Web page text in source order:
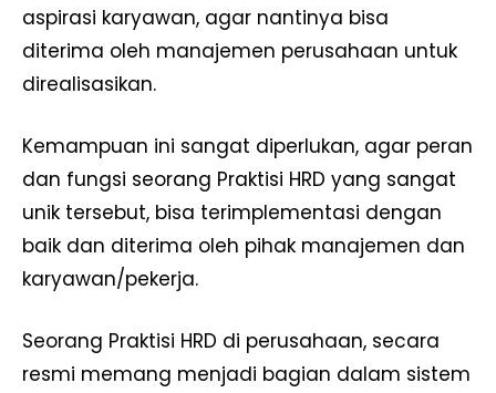
aspirasi karyawan, agar nantinya bisa
diterima oleh manajemen perusahaan untuk
direalisasikan.
Kemampuan ini sangat diperlukan, agar peran
dan fungsi seorang Praktisi HRD yang sangat
unik tersebut, bisa terimplementasi dengan
baik dan diterima oleh pihak manajemen dan
karyawan/pekerja.
Seorang Praktisi HRD di perusahaan, secara
resmi memang menjadi bagian dalam sistem